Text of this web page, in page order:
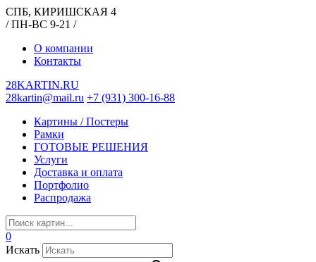
СПБ, КИРИШСКАЯ 4
/ ПН-ВС 9-21 /
О компании
Контакты
28KARTIN.RU
28kartin@mail.ru +7 (931) 300-16-88
Картины / Постеры
Рамки
ГОТОВЫЕ РЕШЕНИЯ
Услуги
Доставка и оплата
Портфолио
Распродажа
0
Искать